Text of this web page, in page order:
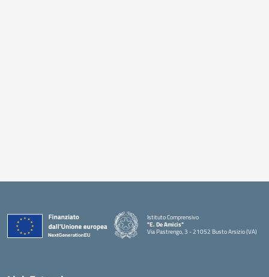
Istituto Comprensivo
"E. De Amicis"
Via Pastrengo, 3 - 21052 Busto Arsizio (VA)